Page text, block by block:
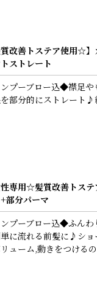
質改善トステア使用☆
ストレート
プーブロー込◆襟足や
部分的にストレート♪
性専用☆髪質改善トステ
部分パーマ
プーブロー込◆ふんわ
に流れる前髪に♪ショ
ューム,動きをつける